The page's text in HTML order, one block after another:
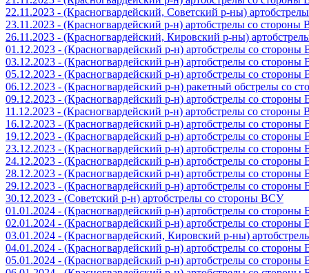
22.11.2023 - (Красногвардейский, Советский р-ны)
23.11.2023 - (Красногвардейский р-н) артобстрелы со стороны
26.11.2023 - (Красногвардейский, Кировский р-ны)
01.12.2023 - (Красногвардейский р-н) артобстрелы со
03.12.2023 - (Красногвардейский р-н) артобстрелы со
05.12.2023 - (Красногвардейский р-н) артобстрелы со
06.12.2023 - (Красногвардейский р-н) ракетный обстрелы со
09.12.2023 - (Красногвардейский р-н) артобстрелы со
11.12.2023 - (Красногвардейский р-н) артобстрелы со стороны
16.12.2023 - (Красногвардейский р-н) артобстрелы со
19.12.2023 - (Красногвардейский р-н) артобстрелы со
23.12.2023 - (Красногвардейский р-н) артобстрелы со
24.12.2023 - (Красногвардейский р-н) артобстрелы со
28.12.2023 - (Красногвардейский р-н) артобстрелы со
29.12.2023 - (Красногвардейский р-н) артобстрелы со
30.12.2023 - (Советский р-н) артобстрелы со стороны ВСУ
01.01.2024 - (Красногвардейский р-н) артобстрелы со
02.01.2024 - (Красногвардейский р-н) артобстрелы со
03.01.2024 - (Красногвардейский, Кировский р-ны)
04.01.2024 - (Красногвардейский р-н) артобстрелы со
05.01.2024 - (Красногвардейский р-н) артобстрелы со